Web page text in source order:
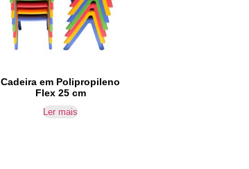
Cadeira em Polipropileno
Flex 25 cm
Ler mais